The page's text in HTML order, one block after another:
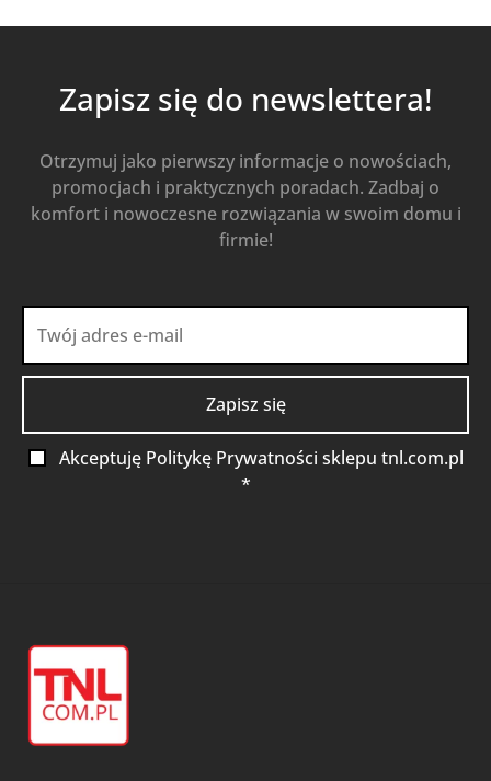
Zapisz się do newslettera!
Otrzymuj jako pierwszy informacje o nowościach,
promocjach i praktycznych poradach. Zadbaj o
komfort i nowoczesne rozwiązania w swoim domu i
firmie!
Akceptuję Politykę Prywatności sklepu tnl.com.pl
*